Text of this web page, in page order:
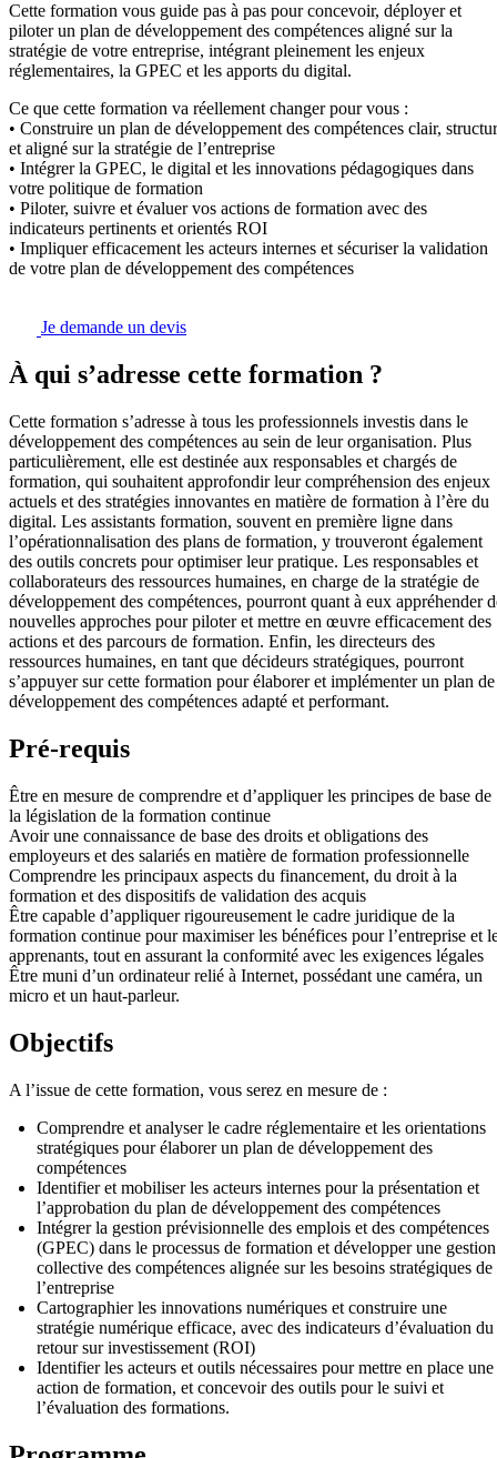
Cette formation vous guide pas à pas pour concevoir, déployer et
piloter un plan de développement des compétences aligné sur la
stratégie de votre entreprise, intégrant pleinement les enjeux
réglementaires, la GPEC et les apports du digital.
Ce que cette formation va réellement changer pour vous :
• Construire un plan de développement des compétences clair,
et aligné sur la stratégie de l’entreprise
• Intégrer la GPEC, le digital et les innovations pédagogiques dans
votre politique de formation
• Piloter, suivre et évaluer vos actions de formation avec des
indicateurs pertinents et orientés ROI
• Impliquer efficacement les acteurs internes et sécuriser la validation
de votre plan de développement des compétences
Je demande un devis
À qui s’adresse cette formation ?
Cette formation s’adresse à tous les professionnels investis dans le
développement des compétences au sein de leur organisation. Plus
particulièrement, elle est destinée aux responsables et chargés de
formation, qui souhaitent approfondir leur compréhension des enjeux
actuels et des stratégies innovantes en matière de formation à l’ère du
digital. Les assistants formation, souvent en première ligne dans
l’opérationnalisation des plans de formation, y trouveront également
des outils concrets pour optimiser leur pratique. Les responsables et
collaborateurs des ressources humaines, en charge de la stratégie de
développement des compétences, pourront quant à eux appréhender
nouvelles approches pour piloter et mettre en œuvre efficacement des
actions et des parcours de formation. Enfin, les directeurs des
ressources humaines, en tant que décideurs stratégiques, pourront
s’appuyer sur cette formation pour élaborer et implémenter un plan de
développement des compétences adapté et performant.
Pré-requis
Être en mesure de comprendre et d’appliquer les principes de base de
la législation de la formation continue
Avoir une connaissance de base des droits et obligations des
employeurs et des salariés en matière de formation professionnelle
Comprendre les principaux aspects du financement, du droit à la
formation et des dispositifs de validation des acquis
Être capable d’appliquer rigoureusement le cadre juridique de la
formation continue pour maximiser les bénéfices pour l’entreprise et
apprenants, tout en assurant la conformité avec les exigences légales
Être muni d’un ordinateur relié à Internet, possédant une caméra, un
micro et un haut-parleur.
Objectifs
A l’issue de cette formation, vous serez en mesure de :
Comprendre et analyser le cadre réglementaire et les orientations
stratégiques pour élaborer un plan de développement des
compétences
Identifier et mobiliser les acteurs internes pour la présentation et
l’approbation du plan de développement des compétences
Intégrer la gestion prévisionnelle des emplois et des compétences
(GPEC) dans le processus de formation et développer une gestion
collective des compétences alignée sur les besoins stratégiques de
l’entreprise
Cartographier les innovations numériques et construire une
stratégie numérique efficace, avec des indicateurs d’évaluation du
retour sur investissement (ROI)
Identifier les acteurs et outils nécessaires pour mettre en place une
action de formation, et concevoir des outils pour le suivi et
l’évaluation des formations.